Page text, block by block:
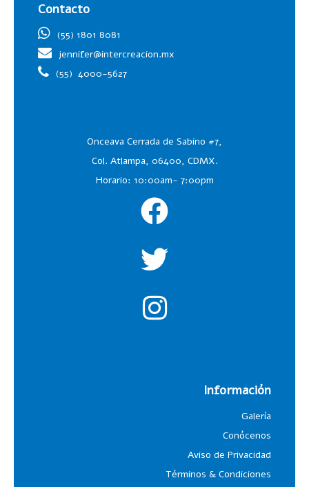
Contacto
(55) 1801 8081
jennifer@intercreacion.mx
(55) 4000-5627
Onceava Cerrada de Sabino #7,
Col. Atlampa, 06400, CDMX.
Horario: 10:00am- 7:00pm
Información
Galería
Conócenos
Aviso de Privacidad
Términos & Condiciones